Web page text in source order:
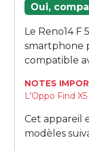
Oui,
Le Reno14 F
smartphone
compatible
NOTES
L'Oppo Find
Cet appareil
modèles